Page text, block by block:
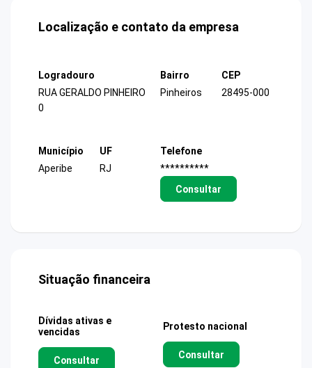
Localização e contato da empresa
Logradouro
RUA GERALDO PINHEIRO
0
Bairro
Pinheiros
CEP
28495-000
Município
Aperibe
UF
RJ
Telefone
**********
Consultar
Situação financeira
Dívidas ativas e
vencidas
Consultar
Protesto nacional
Consultar